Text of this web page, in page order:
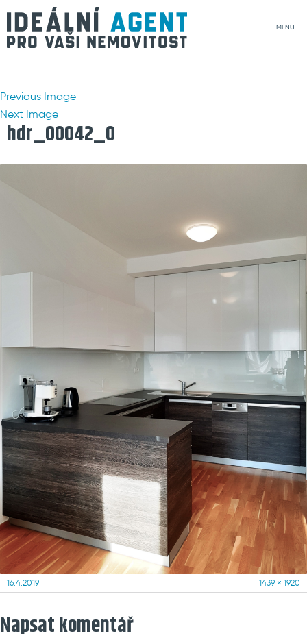
MENU
Previous Image
Next Image
hdr_00042_0
Posted
16.4.2019
Full
1439 × 1920
Napsat komentář